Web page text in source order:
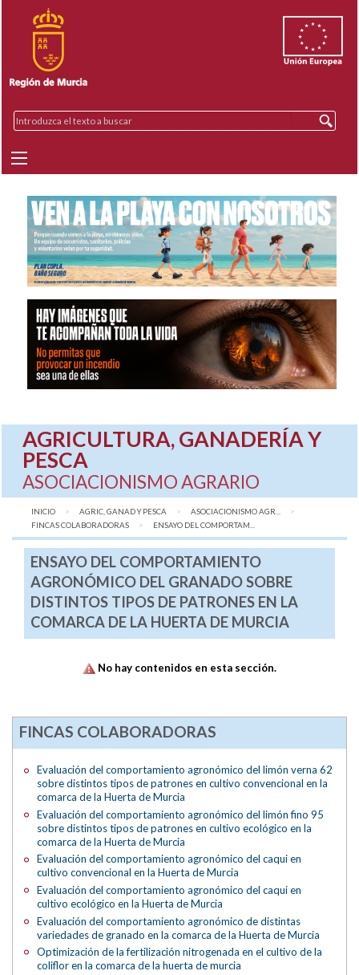
AGRICULTURA, GANADERÍA Y
PESCA
ASOCIACIONISMO AGRARIO
INICIO AGRIC, GANAD Y PESCA
ASOCIACIONISMO AGR...
FINCAS COLABORADORAS
AQUÍ:
ENSAYO DEL COMPORTAM...
ENSAYO DEL COMPORTAMIENTO
AGRONÓMICO DEL GRANADO SOBRE
DISTINTOS TIPOS DE PATRONES EN LA
COMARCA DE LA HUERTA DE MURCIA
No hay contenidos en esta sección.
FINCAS COLABORADORAS
Evaluación del comportamiento agronómico del limón verna 62
sobre distintos tipos de patrones en cultivo convencional en la
comarca de la Huerta de Murcia
Evaluación del comportamiento agronómico del limón fino 95
sobre distintos tipos de patrones en cultivo ecológico en la
comarca de la Huerta de Murcia
Evaluación del comportamiento agronómico del caqui en
cultivo convencional en la Huerta de Murcia
Evaluación del comportamiento agronómico del caqui en
cultivo ecológico en la Huerta de Murcia
Evaluación del comportamiento agronómico de distintas
variedades de granado en la comarca de la Huerta de Murcia
Optimización de la fertilización nitrogenada en el cultivo de la
coliflor en la comarca de la huerta de murcia